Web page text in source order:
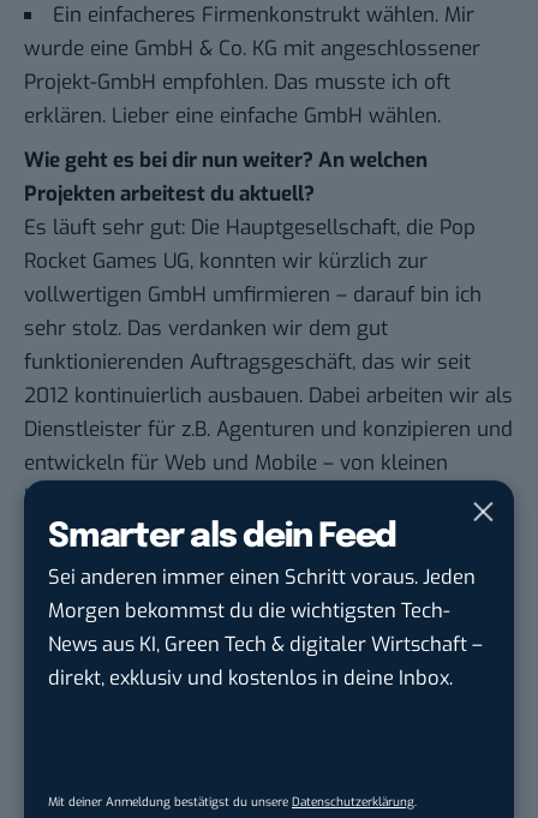
Smarter als dein Feed
Sei anderen immer einen Schritt voraus. Jeden
Morgen bekommst du die wichtigsten Tech-
News aus KI, Green Tech & digitaler Wirtschaft –
direkt, exklusiv und kostenlos in deine Inbox.
Mit deiner Anmeldung bestätigst du unsere Datenschutzerklärung
Ein einfacheres Firmenkonstrukt wählen. Mir
wurde eine GmbH & Co. KG mit angeschlossener
Projekt-GmbH empfohlen. Das musste ich oft
erklären. Lieber eine einfache GmbH wählen.
Wie geht es bei dir nun weiter? An welchen
Projekten arbeitest du aktuell?
Es läuft sehr gut: Die Hauptgesellschaft, die Pop
Rocket Games UG, konnten wir kürzlich zur
vollwertigen GmbH umfirmieren – darauf bin ich
sehr stolz. Das verdanken wir dem gut
funktionierenden Auftragsgeschäft, das wir seit
2012 kontinuierlich ausbauen. Dabei arbeiten wir als
Dienstleister für z.B. Agenturen und konzipieren und
entwickeln für Web und Mobile – von kleinen
Kampagnenseiten und Werbespielen bis hin zu
größeren Applikationen. Durch unsere Erfahrung
aus dem Entertainment- und Games-Bereich haben
wir ja eine besondere Expertise für
Motivationsdesign. Und in freien Zeiten entwickeln
wir dazu noch ein neues Mobile Game, von dem wir
hätte das gedacht? Ich bin sehr froh, dass sich alles